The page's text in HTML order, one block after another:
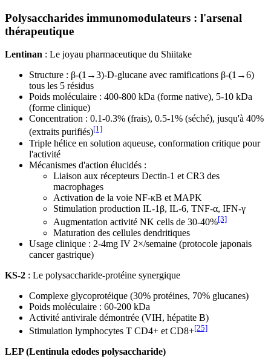
Polysaccharides immunomodulateurs : l'arsenal
thérapeutique
Lentinan : Le joyau pharmaceutique du Shiitake
Structure : β-(1→3)-D-glucane avec ramifications β-(1→6)
tous les 5 résidus
Poids moléculaire : 400-800 kDa (forme native), 5-10 kDa
(forme clinique)
Concentration : 0.1-0.3% (frais), 0.5-1% (séché), jusqu'à 40%
(extraits purifiés)[1]
Triple hélice en solution aqueuse, conformation critique pour
l'activité
Mécanismes d'action élucidés :
Liaison aux récepteurs Dectin-1 et CR3 des
macrophages
Activation de la voie NF-κB et MAPK
Stimulation production IL-1β, IL-6, TNF-α, IFN-γ
Augmentation activité NK cells de 30-40%[3]
Maturation des cellules dendritiques
Usage clinique : 2-4mg IV 2×/semaine (protocole japonais
cancer gastrique)
KS-2 : Le polysaccharide-protéine synergique
Complexe glycoprotéique (30% protéines, 70% glucanes)
Poids moléculaire : 60-200 kDa
Activité antivirale démontrée (VIH, hépatite B)
Stimulation lymphocytes T CD4+ et CD8+[25]
LEP (Lentinula edodes polysaccharide)